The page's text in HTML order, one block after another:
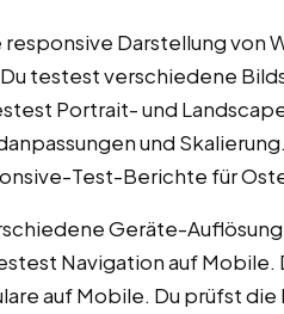
Darstellung von
testest verschiedene
Portrait- und
und
Test-Berichte für
Geräte-
Navigation auf
auf Mobile. Du prüfst